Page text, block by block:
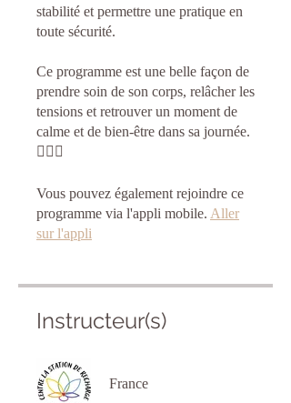
stabilité et permettre une pratique en
toute sécurité.
Ce programme est une belle façon de
prendre soin de son corps, relâcher les
tensions et retrouver un moment de
calme et de bien-être dans sa journée.
🧘‍♀️✨
Vous pouvez également rejoindre ce
programme via l'appli mobile. Aller
sur l'appli
Instructeur(s)
France